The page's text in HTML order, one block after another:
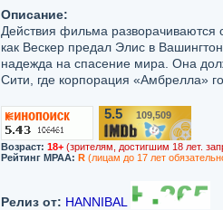
Описание:
Действия фильма разворачиваются
как Вескер предал Элис в
надежда на спасение мира. Она
Сити, где корпорация «Амбрелла»
5.5/10 109,509
Возраст: 18+ (зрителям, достигшим 18 лет.
Рейтинг MPAA: R(лицам до 17 лет
Релиз от: HANNIBAL